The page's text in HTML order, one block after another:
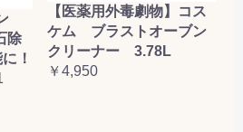
除
！
【医薬用外毒劇物】コス
ケム ブラストオーブン
クリーナー 3.78L
￥4,950